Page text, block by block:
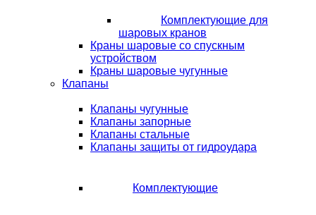
Комплектующие для
шаровых кранов
Краны шаровые со спускным
устройством
Краны шаровые чугунные
Клапаны
Клапаны чугунные
Клапаны запорные
Клапаны стальные
Клапаны защиты от гидроудара
Комплектующие